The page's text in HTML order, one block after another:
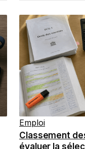
Emploi
Classement
évaluer la